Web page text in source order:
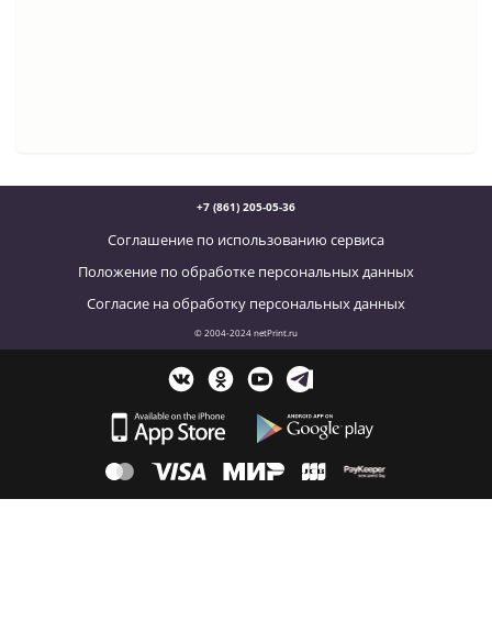
+7 (861) 205-05-36
Соглашение по использованию сервиса
Положение по обработке персональных данных
Согласие на обработку персональных данных
© 2004-2024 netPrint.ru